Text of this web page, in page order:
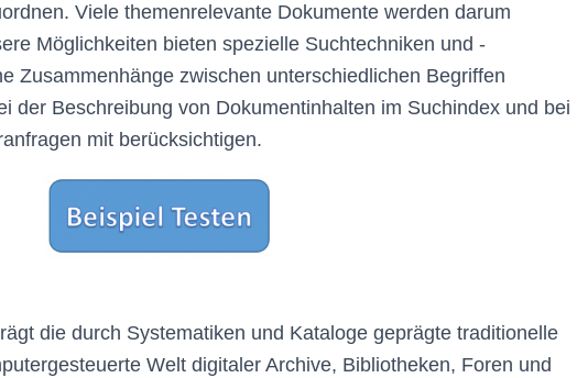
Viele themenrelevante Dokumente werden darum
Möglichkeiten bieten spezielle Suchtechniken und -
Zusammenhänge zwischen unterschiedlichen Begriffen
der Beschreibung von Dokumentinhalten im Suchindex und bei
mit berücksichtigen.
die durch Systematiken und Kataloge geprägte traditionelle
Welt digitaler Archive, Bibliotheken, Foren und